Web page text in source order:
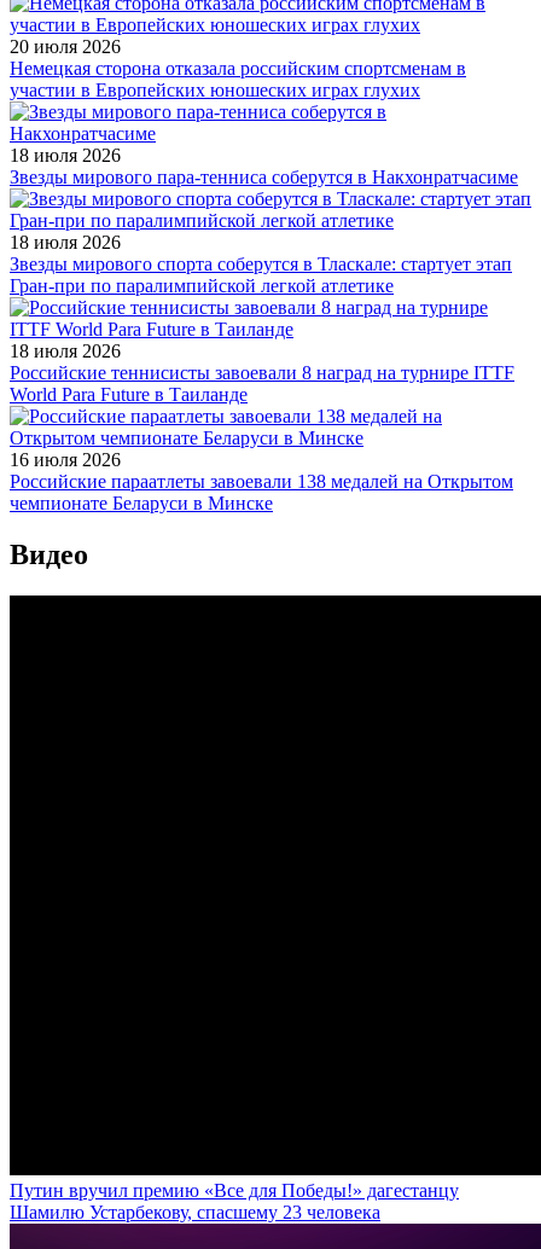
20 июля 2026
Немецкая сторона отказала российским спортсменам в
участии в Европейских юношеских играх глухих
18 июля 2026
Звезды мирового пара-тенниса соберутся в Накхонратчасиме
18 июля 2026
Звезды мирового спорта соберутся в Тласкале: стартует этап
Гран-при по паралимпийской легкой атлетике
18 июля 2026
Российские теннисисты завоевали 8 наград на турнире ITTF
World Para Future в Таиланде
16 июля 2026
Российские параатлеты завоевали 138 медалей на Открытом
чемпионате Беларуси в Минске
Видео
Путин вручил премию «Все для Победы!» дагестанцу
Шамилю Устарбекову, спасшему 23 человека